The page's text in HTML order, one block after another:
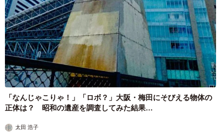
いね」…御三家を目指していたはずの家庭が消
えていく 限界を迎えた子を目の当りに
松波 穂乃圭
2026.08.05
市販薬のオーバードーズ対策で改正薬機法が5
月に施行、かぜ薬を購入した人の約6割が「法
改正を認知」乱用防止の指定成分とは？
まいどなニュース情報部